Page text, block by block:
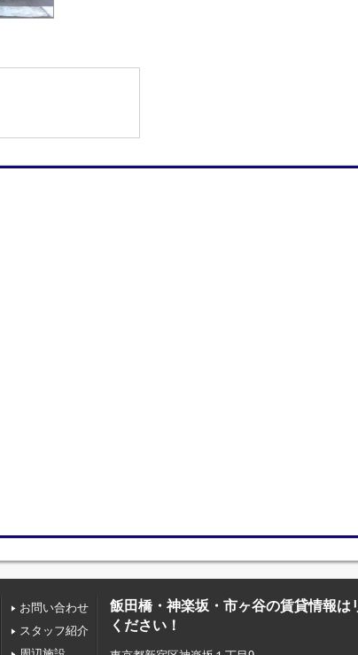
お問い合わせ
スタッフ紹介
飯田橋・神楽坂・市ヶ谷の賃貸情報は
ください！